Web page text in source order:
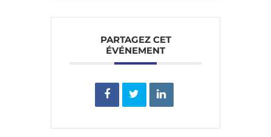
PARTAGEZ CET
ÉVÉNEMENT